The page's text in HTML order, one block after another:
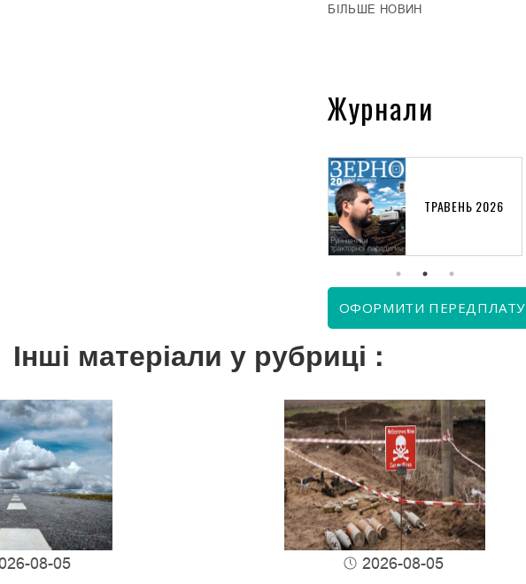
БІЛЬШЕ НОВИН
Журнали
ТРАВЕНЬ 2026
ОФОРМИТИ ПЕРЕДПЛАТУ
Інші матеріали у рубриці :
08-05 2026-08-05